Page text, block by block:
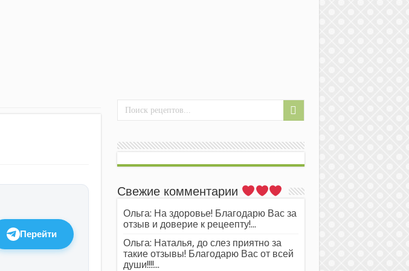
Перейти
Свежие комментарии
Ольга: На здоровье! Благодарю Вас за
отзыв и доверие к рецеепту!...
Ольга: Наталья, до слез приятно за
такие отзывы! Благодарю Вас от всей
души!!!!...